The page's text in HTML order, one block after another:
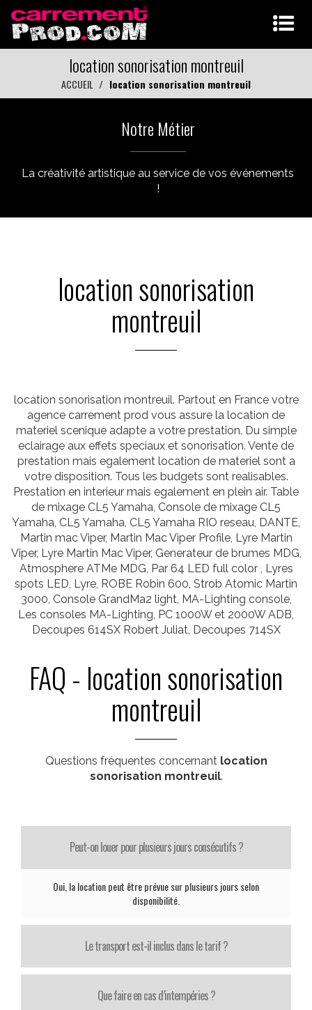
location sonorisation montreuil
ACCUEIL location sonorisation montreuil
Notre Métier
La créativité artistique au service de vos événements
!
location sonorisation
montreuil
location sonorisation montreuil. Partout en France votre
agence carrement prod vous assure la location de
materiel scenique adapte a votre prestation. Du simple
eclairage aux effets speciaux et sonorisation. Vente de
prestation mais egalement location de materiel sont a
votre disposition. Tous les budgets sont realisables.
Prestation en interieur mais egalement en plein air. Table
de mixage CL5 Yamaha, Console de mixage CL5
Yamaha, CL5 Yamaha, CL5 Yamaha RIO reseau, DANTE,
Martin mac Viper, Martin Mac Viper Profile, Lyre Martin
Viper, Lyre Martin Mac Viper, Generateur de brumes MDG,
Atmosphere ATMe MDG, Par 64 LED full color , Lyres
spots LED, Lyre, ROBE Robin 600, Strob Atomic Martin
3000, Console GrandMa2 light, MA-Lighting console,
Les consoles MA-Lighting, PC 1000W et 2000W ADB,
Decoupes 614SX Robert Juliat, Decoupes 714SX
FAQ - location sonorisation
montreuil
Questions fréquentes concernant location
sonorisation montreuil.
Peut-on louer pour plusieurs jours consécutifs ?
Oui, la location peut être prévue sur plusieurs jours selon
disponibilité.
Le transport est-il inclus dans le tarif ?
Que faire en cas d’intempéries ?